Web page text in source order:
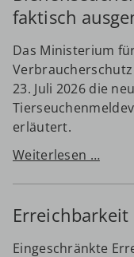
Links
D.I.B.-MV
Suche
Kontakt
Impressum
faktisch
Das Ministerium
Verbraucherschutz
23. Juli 2026 die
erläutert.
Weiterlesen …Neue
NRW
Erreichbarkeit
Eingeschränkte